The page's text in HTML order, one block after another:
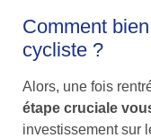
Comment
cycliste ?
Alors, une fois
étape cruciale
investissement sur